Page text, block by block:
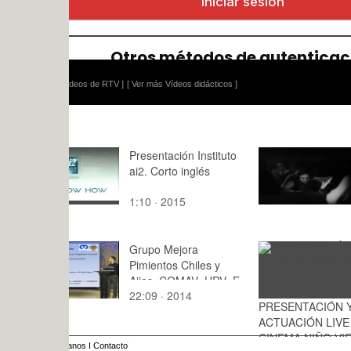
[ Ver más Vídeos didácticos ]
Presentación Instituto
ai2. Corto inglés
1:10 · 2015
1:16 · 2021
Grupo Mejora
Pimientos Chiles y
Ajies_COMAV_UPV_E
spaña
22:09 · 2014
PRESENTACIÓN Y
ACTUACIÓN LIVE
CINEMA NIÑO VIEJO
: · 2015